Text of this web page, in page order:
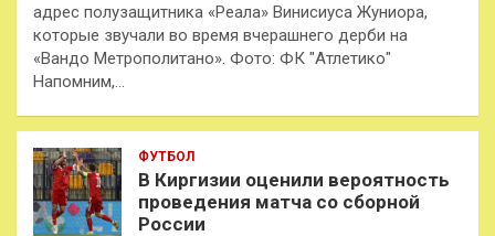
адрес полузащитника «Реала» Винисиуса Жуниора,
которые звучали во время вчерашнего дерби на
«Вандо Метрополитано». Фото: ФК "Атлетико"
Напомним,…
ФУТБОЛ
В Киргизии оценили вероятность
проведения матча со сборной
России